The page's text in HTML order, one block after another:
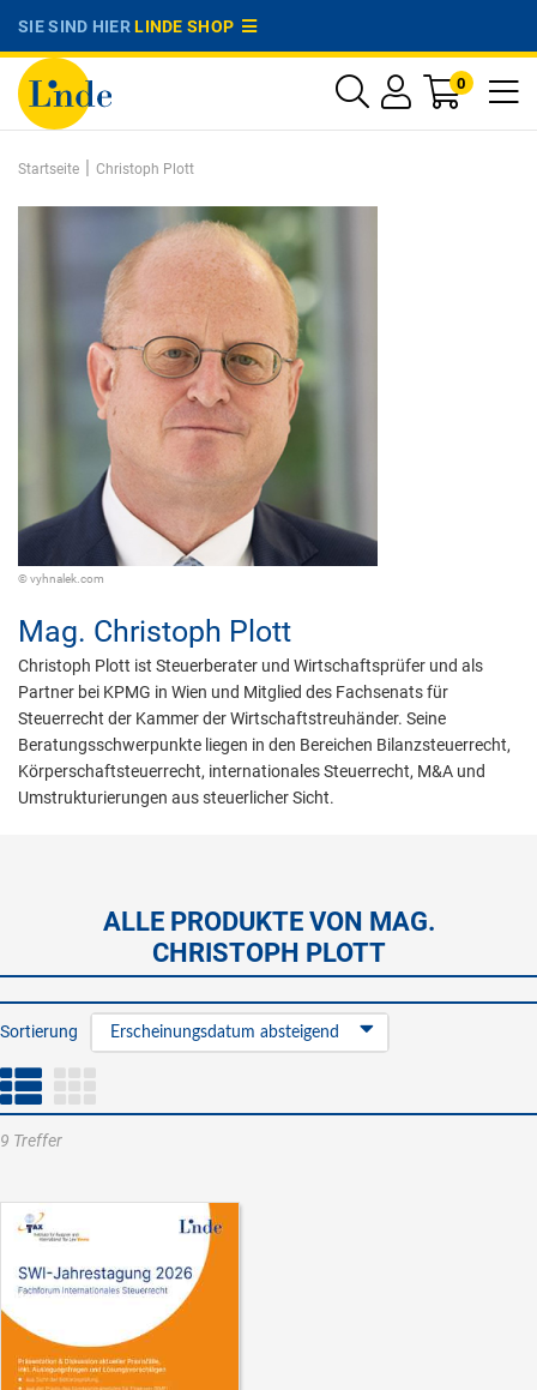
SIE SIND HIERLINDE SHOP
0
Startseite | Christoph Plott
© vyhnalek.com
Mag. Christoph Plott
Christoph Plott ist Steuerberater und Wirtschaftsprüfer und als
Partner bei KPMG in Wien und Mitglied des Fachsenats für
Steuerrecht der Kammer der Wirtschaftstreuhänder. Seine
Beratungsschwerpunkte liegen in den Bereichen Bilanzsteuerrecht,
Körperschaftsteuerrecht, internationales Steuerrecht, M&A und
Umstrukturierungen aus steuerlicher Sicht.
ALLE PRODUKTE VON MAG.
CHRISTOPH PLOTT
Sortierung Erscheinungsdatum absteigend
9 Treffer